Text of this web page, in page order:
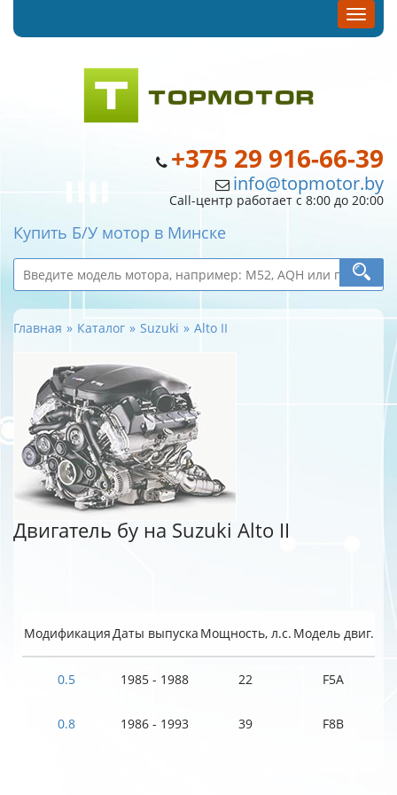
+375 29 916-66-39
info@topmotor.by
Call-центр работает с 8:00 до 20:00
Купить Б/У мотор в Минске
Главная Каталог Suzuki Alto II
Двигатель бу на Suzuki Alto II
МодификацияДаты выпуска Мощность, л.с. Модель двиг.
0.5 1985 - 1988 22 F5A
0.8 1986 - 1993 39 F8B